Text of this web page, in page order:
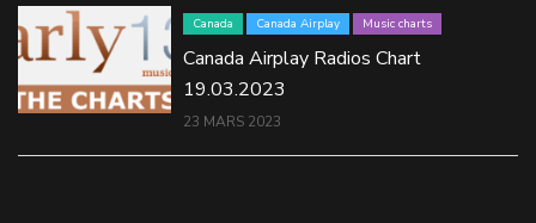
Canada Canada Airplay Music charts
Canada Airplay Radios Chart
19.03.2023
23 MARS 2023